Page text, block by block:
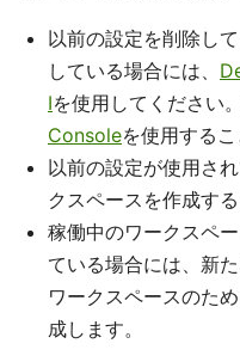
以前の設定を削除し
している場合には、
Iを使用してください
Consoleを使用するこ
以前の設定が使用さ
クスペースを作成す
稼働中のワークスペ
ている場合には、新
ワークスペースのた
成します。